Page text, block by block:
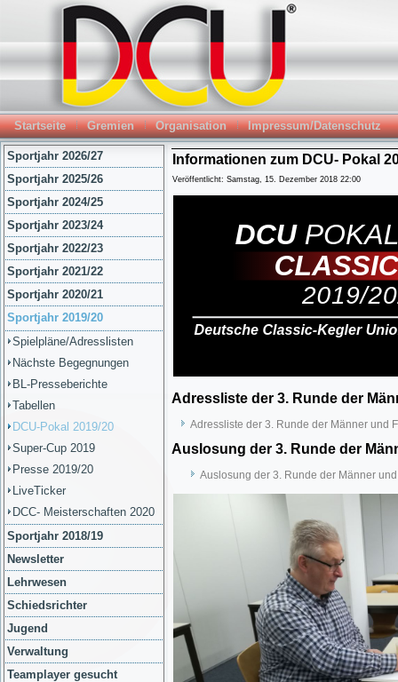
Startseite Gremien Organisation Impressum/Datenschutz
Sportjahr 2026/27
Sportjahr 2025/26
Sportjahr 2024/25
Sportjahr 2023/24
Sportjahr 2022/23
Sportjahr 2021/22
Sportjahr 2020/21
Sportjahr 2019/20
Spielpläne/Adresslisten
Nächste Begegnungen
BL-Presseberichte
Tabellen
DCU-Pokal 2019/20
Super-Cup 2019
Presse 2019/20
LiveTicker
DCC- Meisterschaften 2020
Sportjahr 2018/19
Newsletter
Lehrwesen
Schiedsrichter
Jugend
Verwaltung
Teamplayer gesucht
Informationen zum DCU- Pokal
Veröffentlicht: Samstag, 15. Dezember 2018 22:00
Adressliste der 3. Runde der
Adressliste der 3. Runde der Männer und
Auslosung der 3. Runde der
Auslosung der 3. Runde der Männer